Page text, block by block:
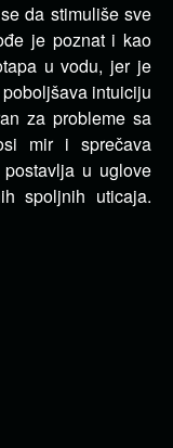
da stimuliše sve
je poznat i kao
u vodu, jer je
intuiciju
za probleme sa
mir i sprečava
u uglove
spoljnih uticaja.